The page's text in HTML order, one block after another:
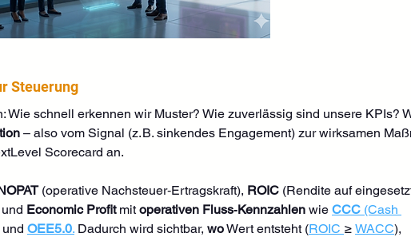
Steuerung
Wie schnell erkennen wir Muster? Wie zuverlässig sind unsere KPIs?
– also vom Signal (z. B. sinkendes Engagement) zur wirksamen
Scorecard an.
(operative Nachsteuer‑Ertragskraft), ROIC (Rendite auf
und Economic Profit mit operativen Fluss‑Kennzahlen wie CCC (Cash
und OEE5.0. Dadurch wird sichtbar, wo Wert entsteht (ROIC ≥ WACC),